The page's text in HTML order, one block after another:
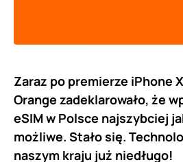
Zaraz po premierze iPhone
Orange zadeklarowało, że
eSIM w Polsce najszybciej
możliwe. Stało się.
naszym kraju już niedługo!